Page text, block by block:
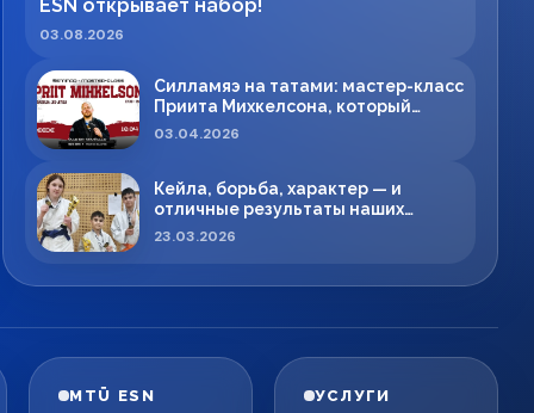
ESN открывает набор!
03.08.2026
Силламяэ на татами: мастер-класс
Приита Михкелсона, который
меняет правила игры в регионе
03.04.2026
Кейла, борьба, характер — и
отличные результаты наших
спортсменов!
23.03.2026
MTÜ ESN УСЛУГИ